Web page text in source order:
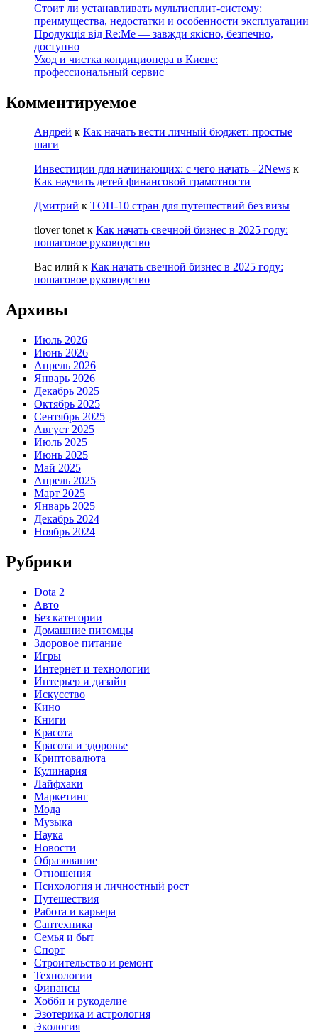
Стоит ли устанавливать мультисплит-систему:
преимущества, недостатки и особенности эксплуатации
Продукція від Re:Me — завжди якісно, безпечно,
доступно
Уход и чистка кондиционера в Киеве:
профессиональный сервис
Комментируемое
Андрей к Как начать вести личный бюджет: простые
шаги
Инвестиции для начинающих: с чего начать - 2News к
Как научить детей финансовой грамотности
Дмитрий к ТОП-10 стран для путешествий без визы
tlover tonetк Как начать свечной бизнес в 2025 году:
пошаговое руководство
Вас илий к Как начать свечной бизнес в 2025 году:
пошаговое руководство
Архивы
Июль 2026
Июнь 2026
Апрель 2026
Январь 2026
Декабрь 2025
Октябрь 2025
Сентябрь 2025
Август 2025
Июль 2025
Июнь 2025
Май 2025
Апрель 2025
Март 2025
Январь 2025
Декабрь 2024
Ноябрь 2024
Рубрики
Dota 2
Авто
Без категории
Домашние питомцы
Здоровое питание
Игры
Интернет и технологии
Интерьер и дизайн
Искусство
Кино
Книги
Красота
Красота и здоровье
Криптовалюта
Кулинария
Лайфхаки
Маркетинг
Мода
Музыка
Наука
Новости
Образование
Отношения
Психология и личностный рост
Путешествия
Работа и карьера
Сантехника
Семья и быт
Спорт
Строительство и ремонт
Технологии
Финансы
Хобби и рукоделие
Эзотерика и астрология
Экология